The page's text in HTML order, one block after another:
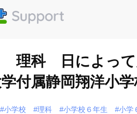
理科 日によって
付属静岡翔洋小
#小学校 #理科 #小学校６年生 #小学